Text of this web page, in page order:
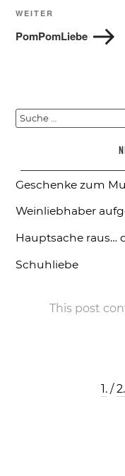
Nächster
Beitrag
WEITER
PomPomLiebe
Suche
Geschenke zum
Weinliebhaber
Hauptsache raus…
Schuhliebe
This post
1. /2.